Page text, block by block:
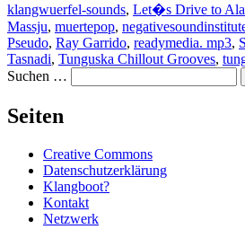
klangwuerfel-sounds, Let�s Drive to
Massju, muertepop,
Pseudo, Ray Garrido, readymedia. mp3,
Tasnadi, Tunguska Chillout Grooves,
Suchen …
Seiten
Creative Commons
Datenschutzerklärung
Klangboot?
Kontakt
Netzwerk